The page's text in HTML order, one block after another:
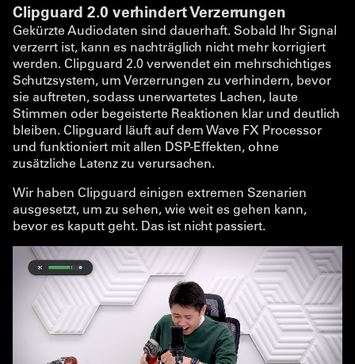
Clipguard 2.0 verhindert Verzerrungen
Gekürzte Audiodaten sind dauerhaft. Sobald Ihr Signal
verzerrt ist, kann es nachträglich nicht mehr korrigiert
werden. Clipguard 2.0 verwendet ein mehrschichtiges
Schutzsystem, um Verzerrungen zu verhindern, bevor
sie auftreten, sodass unerwartetes Lachen, laute
Stimmen oder begeisterte Reaktionen klar und deutlich
bleiben. Clipguard läuft auf dem Wave FX Processor
und funktioniert mit allen DSP-Effekten, ohne
zusätzliche Latenz zu verursachen.
Wir haben Clipguard einigen extremen Szenarien
ausgesetzt, um zu sehen, wie weit es gehen kann,
bevor es kaputt geht. Das ist nicht passiert.